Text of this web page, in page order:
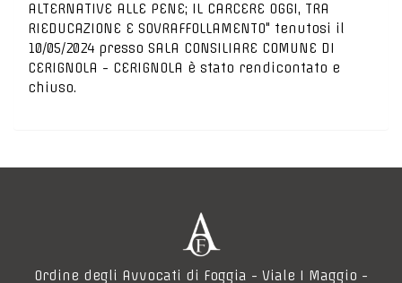
ALTERNATIVE ALLE PENE; IL CARCERE OGGI, TRA
RIEDUCAZIONE E SOVRAFFOLLAMENTO" tenutosi il
10/05/2024 presso SALA CONSILIARE COMUNE DI
CERIGNOLA - CERIGNOLA è stato rendicontato e
chiuso.
Ordine degli Avvocati di Foggia - Viale I Maggio -